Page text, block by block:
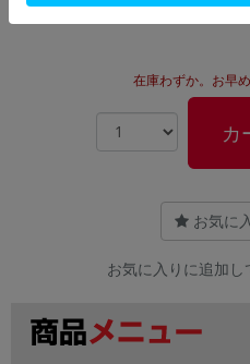
在庫わずか。お早
カ
お気に
お気に入りに追加